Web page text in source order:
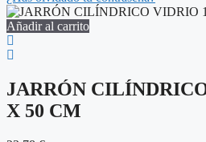
Añadir al carrito
JARRÓN
X 50 CM